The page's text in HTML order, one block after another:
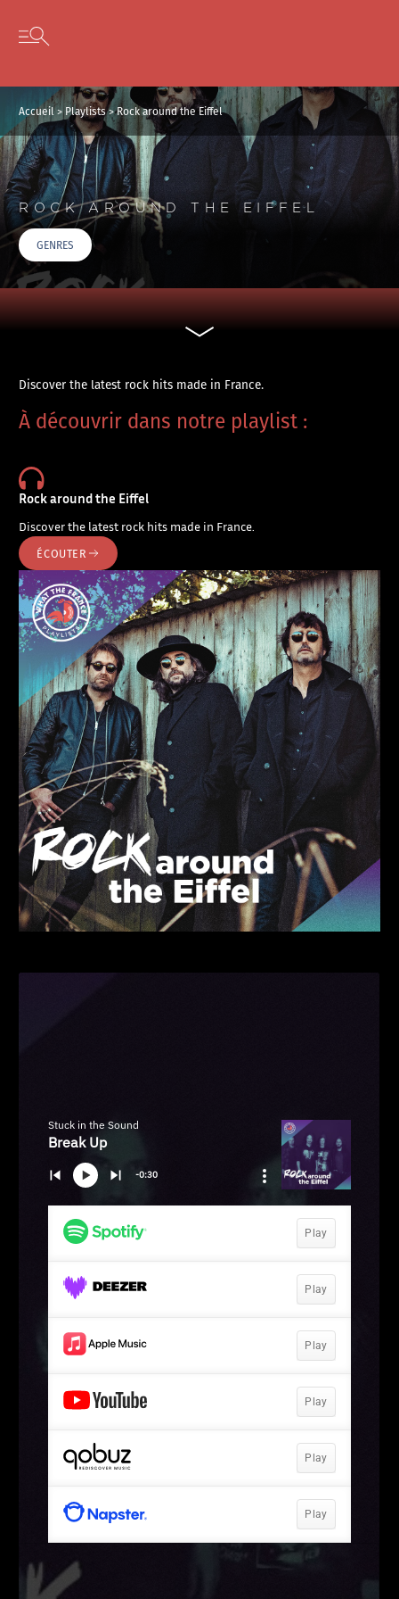
Skip to content
Open secondary menu
Accueil>Playlists>Rock around the Eiffel
ROCK AROUND THE EIFFEL
GENRES
Discover the latest rock hits made in France.
À découvrir dans notre playlist :
Rock around the Eiffel
Discover the latest rock hits made in France.
ÉCOUTER